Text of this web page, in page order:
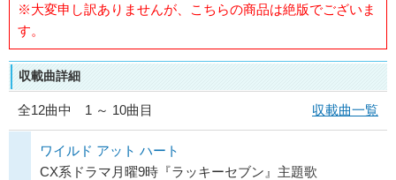
※大変申し訳ありませんが、こちらの商品は絶版でございま
す。
収載曲詳細
全12曲中 1 ～ 10曲目 収載曲一覧
ワイルド アット ハート
CX系ドラマ月曜9時『ラッキーセブン』主題歌